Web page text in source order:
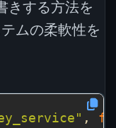
きする方法を
ムの柔軟性を
,